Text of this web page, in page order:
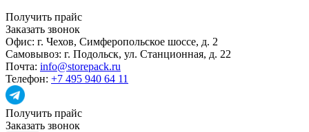
Получить прайс
Заказать звонок
Офис: г. Чехов, Симферопольское шоссе, д. 2
Самовывоз: г. Подольск, ул. Станционная, д. 22
Почта: info@storepack.ru
Телефон: +7 495 940 64 11
Получить прайс
Заказать звонок